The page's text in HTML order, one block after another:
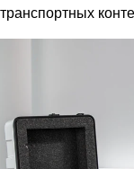
транспортных